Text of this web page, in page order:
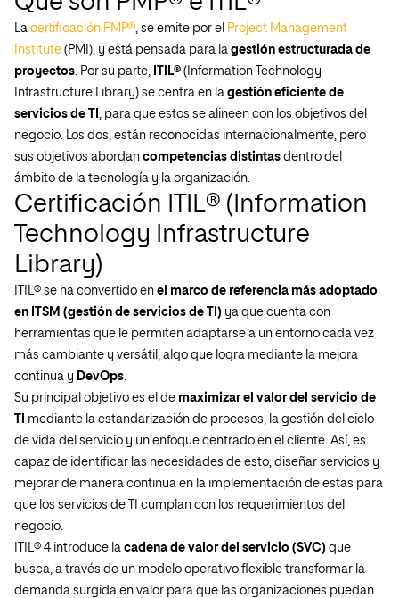
La certificación PMP®, se emite por el Project Management
Institute (PMI), y está pensada para la gestión estructurada de
proyectos. Por su parte, ITIL® (Information Technology
Infrastructure Library) se centra en la gestión eficiente de
servicios de TI , para que estos se alineen con los objetivos del
negocio. Los dos, están reconocidas internacionalmente, pero
sus objetivos abordan competencias distintas dentro del
ámbito de la tecnología y la organización.
Certificación ITIL® (Information
Technology Infrastructure
Library)
ITIL® se ha convertido en el marco de referencia más adoptado
en ITSM (gestión de servicios de TI) ya que cuenta con
herramientas que le permiten adaptarse a un entorno cada vez
más cambiante y versátil, algo que logra mediante la mejora
continua y DevOps.
Su principal objetivo es el de maximizar el valor del servicio de
mediante la estandarización de procesos, la gestión del ciclo
de vida del servicio y un enfoque centrado en el cliente. Así, es
capaz de identificar las necesidades de esto, diseñar servicios y
mejorar de manera continua en la implementación de estas para
que los servicios de TI cumplan con los requerimientos del
negocio.
ITIL® 4 introduce la cadena de valor del servicio (SVC) que
busca, a través de un modelo operativo flexible transformar la
demanda surgida en valor para que las organizaciones puedan